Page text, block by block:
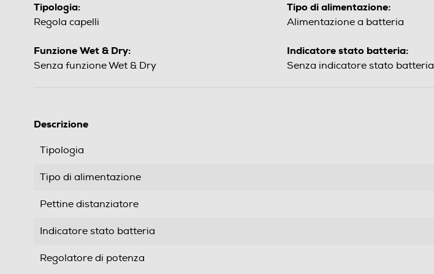
Tipologia:
Regola capelli
Tipo di alimentazione:
Alimentazione a batteria
Funzione Wet & Dry:
Senza funzione Wet & Dry
Indicatore stato batteria:
Senza indicatore stato batteria
Descrizione
Tipologia
Tipo di alimentazione
Pettine distanziatore
Indicatore stato batteria
Regolatore di potenza